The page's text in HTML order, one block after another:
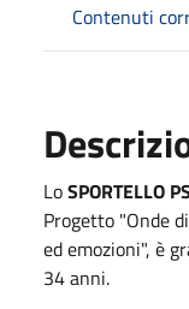
Contenuti
LoSPORTELLO
Progetto "Onde
ed emozioni", è
34 anni.